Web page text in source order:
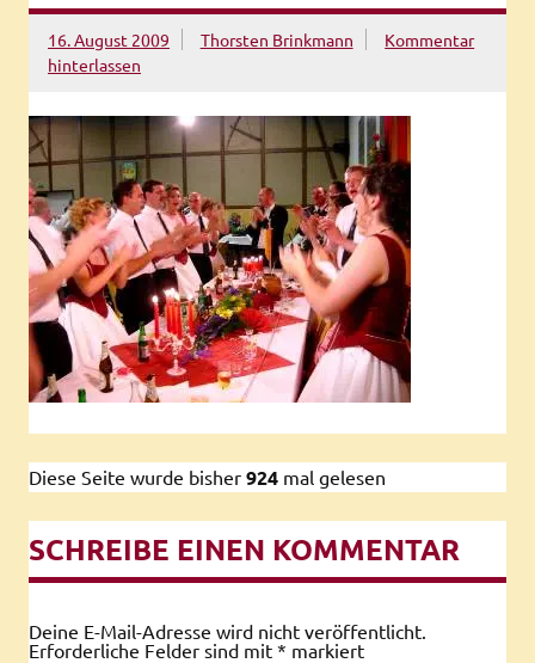
16. August 2009 Thorsten Brinkmann
Kommentar
hinterlassen
Diese Seite wurde bisher 924 mal gelesen
SCHREIBE EINEN KOMMENTAR
Deine E-Mail-Adresse wird nicht veröffentlicht.
Erforderliche Felder sind mit * markiert